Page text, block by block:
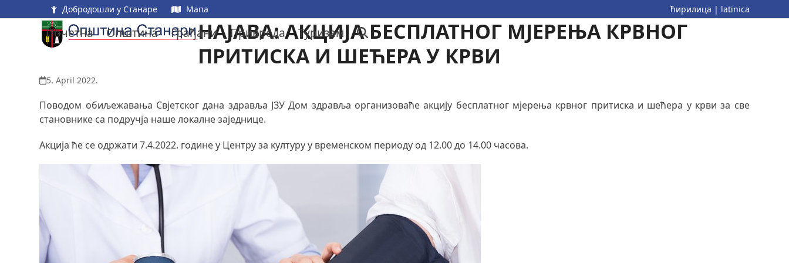
to
Добродошли у Станаре Мапа ћирилица | latinica
Почетна Општина Грађани Привреда Туризам
НАЈАВА: АКЦИЈА БЕСПЛАТНОГ МЈЕРЕЊА КРВНОГ
ПРИТИСКА И ШЕЋЕРА У КРВИ
5. April 2022.
Поводом обиљежавања Свјетског дана здравља ЈЗУ Дом здравља организоваће акцију бесплатног мјерења крвног притиска и шећера у крви за све
становнике са подручја наше локалне заједнице.
Акција ће се одржати 7.4.2022. године у Центру за културу у временском периоду од 12.00 до 14.00 часова.